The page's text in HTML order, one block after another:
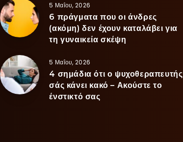
5 Μαΐου, 2026
6 πράγματα που οι άνδρες
(ακόμη) δεν έχουν καταλάβει για
τη γυναικεία σκέψη
5 Μαΐου, 2026
4 σημάδια ότι ο ψυχοθεραπευτής
σάς κάνει κακό – Ακούστε το
ένστικτό σας